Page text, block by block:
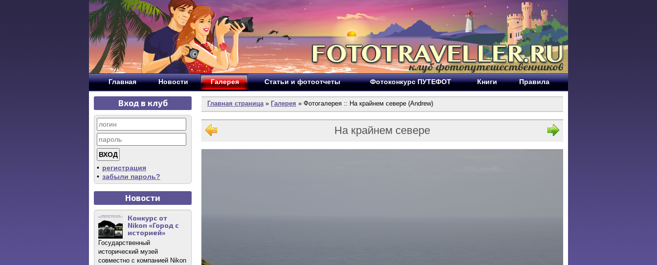
Главная Новости Галерея Статьи и фотоотчеты Фотоконкурс ПУТЕФОТ Книги Правила
Вход в клуб
• регистрация
• забыли пароль?
Новости
Конкурс от
Nikon «Город с
историей»
Государственный
исторический музей
совместно с компанией Nikon
Главная страница» Галерея » Фотогалерея :: На крайнем севере (Andrew)
На крайнем севере